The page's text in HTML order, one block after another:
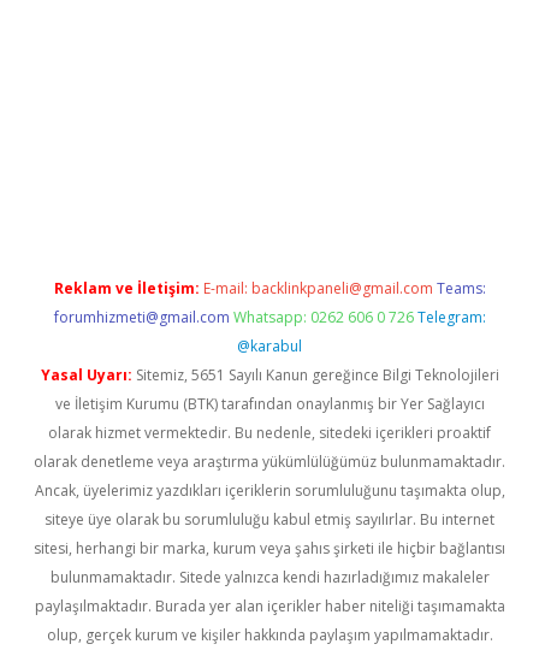
Reklam ve İletişim: E-mail: backlinkpaneli@gmail.com Teams:
forumhizmeti@gmail.com Whatsapp: 0262 606 0 726 Telegram:
@karabul
Yasal Uyarı: Sitemiz, 5651 Sayılı Kanun gereğince Bilgi Teknolojileri
ve İletişim Kurumu (BTK) tarafından onaylanmış bir Yer Sağlayıcı
olarak hizmet vermektedir. Bu nedenle, sitedeki içerikleri proaktif
olarak denetleme veya araştırma yükümlülüğümüz bulunmamaktadır.
Ancak, üyelerimiz yazdıkları içeriklerin sorumluluğunu taşımakta olup,
siteye üye olarak bu sorumluluğu kabul etmiş sayılırlar. Bu internet
sitesi, herhangi bir marka, kurum veya şahıs şirketi ile hiçbir bağlantısı
bulunmamaktadır. Sitede yalnızca kendi hazırladığımız makaleler
paylaşılmaktadır. Burada yer alan içerikler haber niteliği taşımamakta
olup, gerçek kurum ve kişiler hakkında paylaşım yapılmamaktadır.